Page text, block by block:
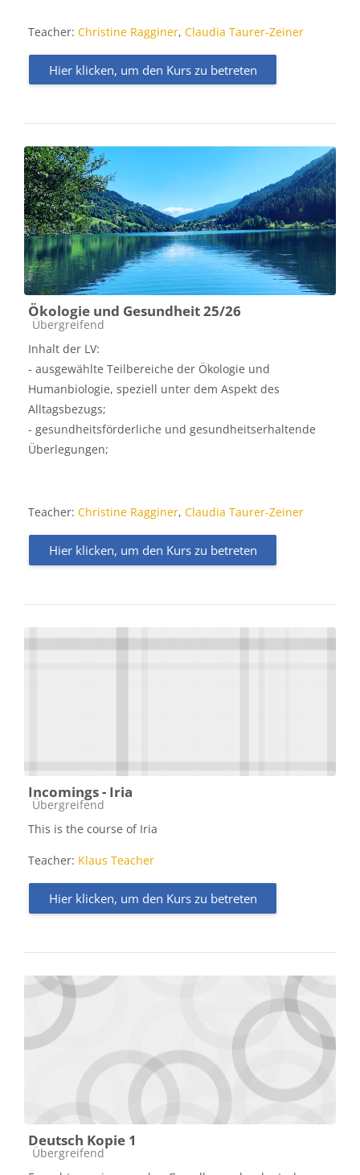
Teacher: Christine Ragginer, Claudia Taurer-Zeiner
Hier klicken, um den Kurs zu betreten
Ökologie und Gesundheit 25/26
Kursbereich
Übergreifend
Inhalt der LV:
- ausgewählte Teilbereiche der Ökologie und
Humanbiologie, speziell unter dem Aspekt des
Alltagsbezugs;
- gesundheitsförderliche und gesundheitserhaltende
Überlegungen;
Teacher: Christine Ragginer, Claudia Taurer-Zeiner
Hier klicken, um den Kurs zu betreten
Incomings - Iria
Kursbereich
Übergreifend
This is the course of Iria
Teacher: Klaus Teacher
Hier klicken, um den Kurs zu betreten
Deutsch Kopie 1
Kursbereich
Übergreifend